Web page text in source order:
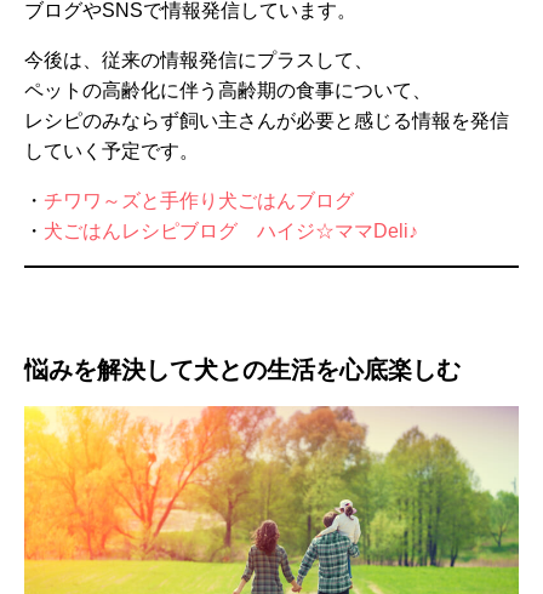
ブログやSNSで情報発信しています。
今後は、従来の情報発信にプラスして、
ペットの高齢化に伴う高齢期の食事について、
レシピのみならず飼い主さんが必要と感じる情報を発信
していく予定です。
・ チワワ～ズと手作り犬ごはんブログ
・ 犬ごはんレシピブログ ハイジ☆ママDeli♪
悩みを解決して犬との生活を心底楽しむ